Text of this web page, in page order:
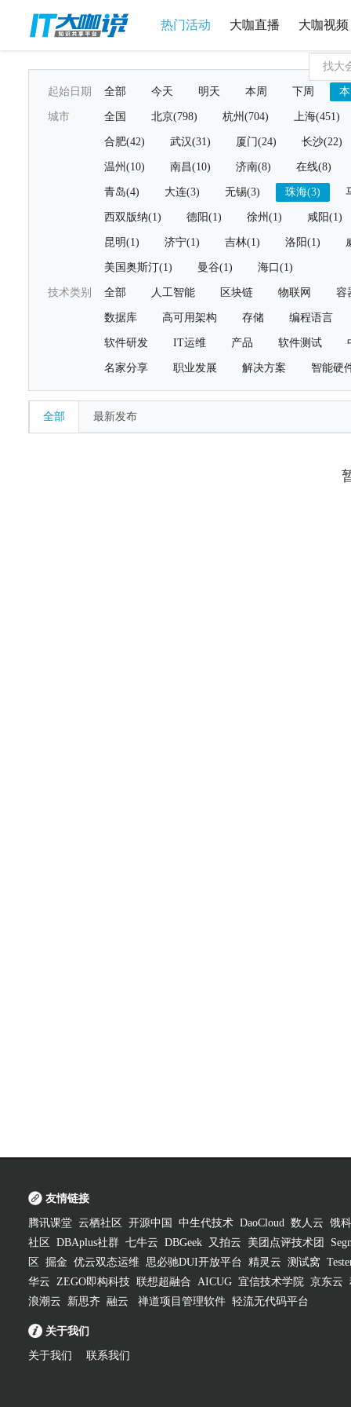
热门活动 大咖直播 大咖视频
起始日期 全部 今天 明天 本周 下周
城市 全国 北京(798) 杭州(704) 上海(451)
合肥(42) 武汉(31) 厦门(24) 长沙(22)
温州(10) 南昌(10) 济南(8) 在线(8)
青岛(4) 大连(3) 无锡(3) 珠海(3)
西双版纳(1) 德阳(1) 徐州(1) 咸阳(1)
昆明(1) 济宁(1) 吉林(1) 洛阳(1)
美国奥斯汀(1) 曼谷(1) 海口(1)
技术类别 全部 人工智能 区块链 物联网 容
数据库 高可用架构 存储 编程语言
软件研发 IT运维 产品 软件测试
名家分享 职业发展 解决方案 智能硬
全部 最新发布
友情链接
腾讯课堂 云栖社区 开源中国 中生代技术 DaoCloud 数人云 饿
社区
DBAplus社群 七牛云 DBGeek 又拍云 美团点评技术团
区
掘金 优云双态运维 思必驰DUI开放平台 精灵云 测试窝
华云 ZEGO即构科技 联想超融合 AICUG 宜信技术学院 京东云
浪潮云
新思齐 融云 禅道项目管理软件 轻流无代码平台
关于我们
关于我们 联系我们